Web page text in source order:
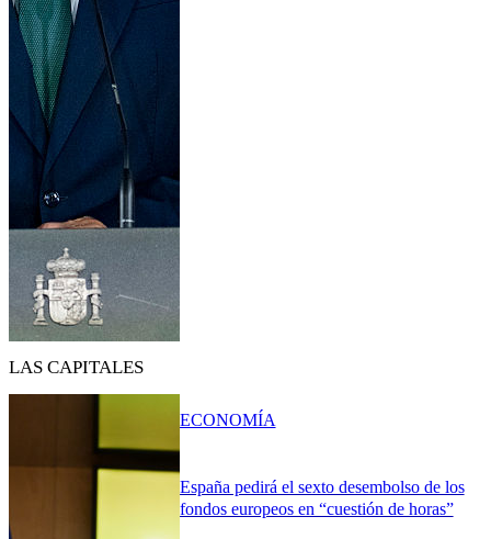
LAS CAPITALES
España pedirá el sexto desembolso de los
fondos europeos en “cuestión de horas”
ECONOMÍA